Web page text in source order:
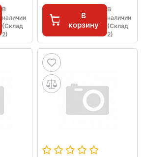
В
наличии
(Склад
2)
В
корзину
В
наличии
(Склад
2)